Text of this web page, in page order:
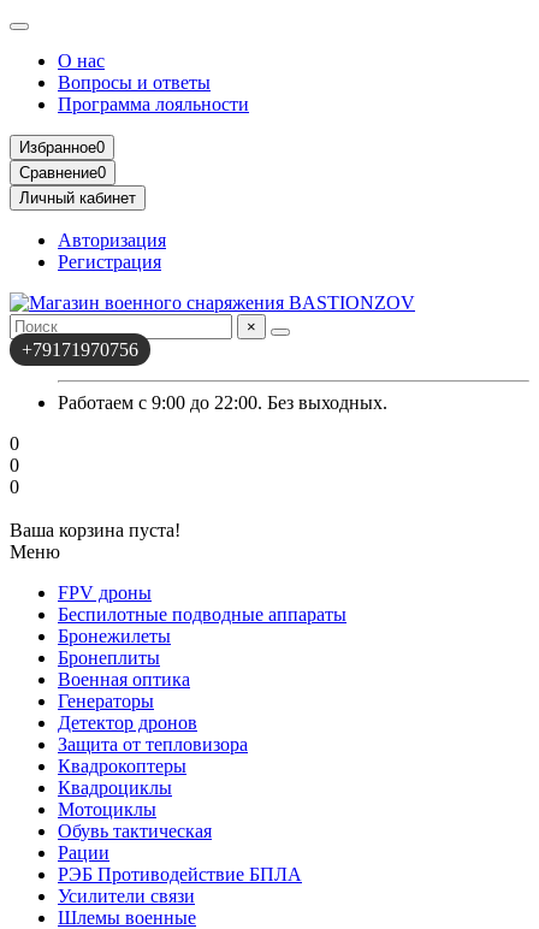
О нас
Вопросы и ответы
Программа лояльности
Избранное0
Сравнение0
Личный кабинет
Авторизация
Регистрация
×
+79171970756
Работаем с 9:00 до 22:00. Без выходных.
0
0
0
Ваша корзина пуста!
Меню
FPV дроны
Беспилотные подводные аппараты
Бронежилеты
Бронеплиты
Военная оптика
Генераторы
Детектор дронов
Защита от тепловизора
Квадрокоптеры
Квадроциклы
Мотоциклы
Обувь тактическая
Рации
РЭБ Противодействие БПЛА
Усилители связи
Шлемы военные